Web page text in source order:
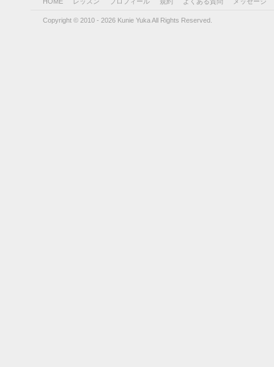
Copyright © 2010 - 2026 Kunie Yuka All Rights Reserved.